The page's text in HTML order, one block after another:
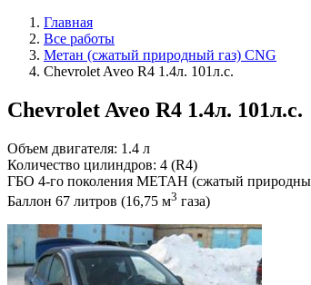
Главная
Все работы
Метан (сжатый природный газ) CNG
Chevrolet Aveo R4 1.4л. 101л.с.
Chevrolet Aveo R4 1.4л. 101л.с.
Объем двигателя: 1.4 л
Количество цилиндров: 4 (R4)
ГБО 4-го поколения МЕТАН (сжатый
Баллон 67 литров (16,75 м3 газа)